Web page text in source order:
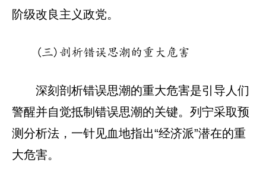
阶级改良主义政党。
(三)剖析错误思潮的重大危害
深刻剖析错误思潮的重大危害是引导人们
警醒并自觉抵制错误思潮的关键。列宁采取预
测分析法，一针见血地指出“经济派”潜在的重
大危害。